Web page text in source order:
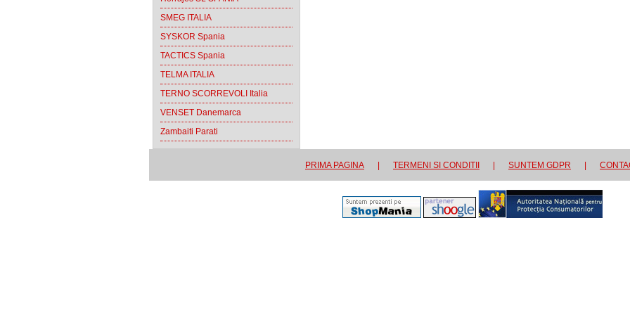
SMEG ITALIA
SYSKOR Spania
TACTICS Spania
TELMA ITALIA
TERNO SCORREVOLI Italia
VENSET Danemarca
Zambaiti Parati
PRIMA PAGINA TERMENI SI CONDITII SUNTEM GDPR